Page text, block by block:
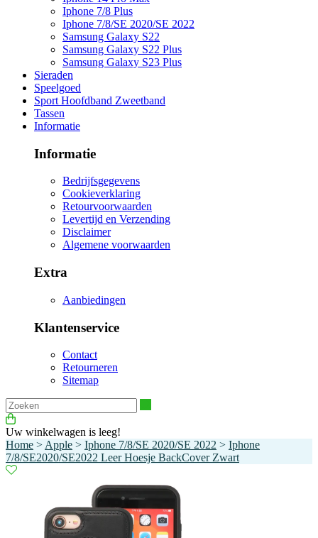
Iphone 7/8 Plus
Iphone 7/8/SE 2020/SE 2022
Samsung Galaxy S22
Samsung Galaxy S22 Plus
Samsung Galaxy S23 Plus
Sieraden
Speelgoed
Sport Hoofdband Zweetband
Tassen
Informatie
Informatie
Bedrijfsgegevens
Cookieverklaring
Retourvoorwaarden
Levertijd en Verzending
Disclaimer
Algemene voorwaarden
Extra
Aanbiedingen
Klantenservice
Contact
Retourneren
Sitemap
Uw winkelwagen is leeg!
Home > Apple > Iphone 7/8/SE 2020/SE 2022 > Iphone
7/8/SE2020/SE2022 Leer Hoesje BackCover Zwart